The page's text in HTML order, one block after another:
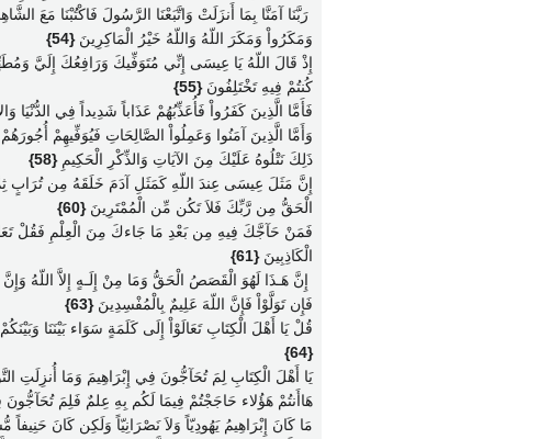
رَبَّنَا آمَنَّا بِمَا أَنزَلَتْ وَاتَّبَعْنَا الرَّسُولَ فَاكْتُبْنَا مَعَ
وَمَكَرُواْ وَمَكَرَ اللّهُ وَاللّهُ خَيْرُ الْمَاكِرِينَ{54}
إِذْ قَالَ اللّهُ يَا عِيسَى إِنِّي مُتَوَفِّيكَ وَرَافِعُكَ إِلَيَّ
كُنتُمْ فِيهِ تَخْتَلِفُونَ{55}
فَأَمَّا الَّذِينَ كَفَرُواْ فَأُعَذِّبُهُمْ عَذَاباً شَدِيداً فِي
وَأَمَّا الَّذِينَ آمَنُوا وَعَمِلُواْ الصَّالِحَاتِ فَيُوَفِّيهِمْ
ذَلِكَ نَتْلُوهُ عَلَيْكَ مِنَ الآيَاتِ وَالذِّكْرِ الْحَكِيمِ{58}
إِنَّ مَثَلَ عِيسَى عِندَ اللّهِ كَمَثَلِ آدَمَ خَلَقَهُ مِن تُرَابٍ
الْحَقُّ مِن رَّبِّكَ فَلاَ تَكُن مِّن الْمُمْتَرِينَ{60}
فَمَنْ حَآجَّكَ فِيهِ مِن بَعْدِ مَا جَاءكَ مِنَ الْعِلْمِ فَقُلْ
الْكَاذِبِينَ{61}
إِنَّ هَـذَا لَهُوَ الْقَصَصُ الْحَقُّ وَمَا مِنْ إِلَـهٍ إِلاَّ اللّهُ وَإِنَّ
فَإِن تَوَلَّوْاْ فَإِنَّ اللّهَ عَلِيمٌ بِالْمُفْسِدِينَ{63}
قُلْ يَا أَهْلَ الْكِتَابِ تَعَالَوْاْ إِلَى كَلَمَةٍ سَوَاء بَيْنَنَا
{64}
يَا أَهْلَ الْكِتَابِ لِمَ تُحَآجُّونَ فِي إِبْرَاهِيمَ وَمَا أُنزِلَتِ
هَاأَنتُمْ هَؤُلاء حَاجَجْتُمْ فِيمَا لَكُم بِهِ عِلمٌ فَلِمَ
مَا كَانَ إِبْرَاهِيمُ يَهُودِيّاً وَلاَ نَصْرَانِيّاً وَلَكِن كَانَ